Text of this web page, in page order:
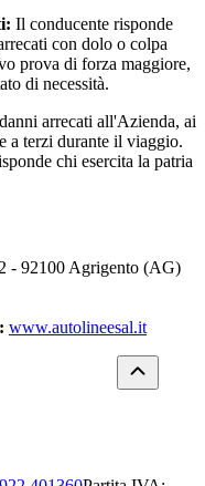
Il conducente risponde
con dolo o colpa
prova di forza maggiore,
di necessità.
arrecati all'Azienda, ai
a terzi durante il viaggio.
chi esercita la patria
- 92100 Agrigento (AG)
www.autolineesal.it